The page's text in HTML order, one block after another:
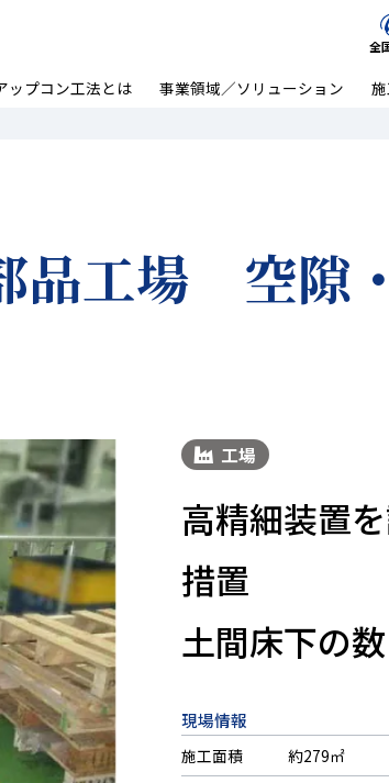
全
ップコン工法とは 事業領域／ソリューション
品工場 空隙
工場
高精細装置
措置
土間床下の
現場情報
施工面積
約279㎡